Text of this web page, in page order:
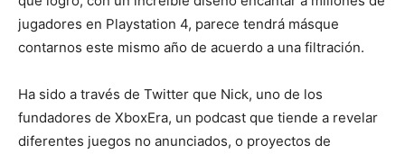
jugadores en Playstation 4, parece tendrá másque
contarnos este mismo año de acuerdo a una filtración.
Ha sido a través de Twitter que Nick, uno de los
fundadores de XboxEra, un podcast que tiende a revelar
diferentes juegos no anunciados, o proyectos de